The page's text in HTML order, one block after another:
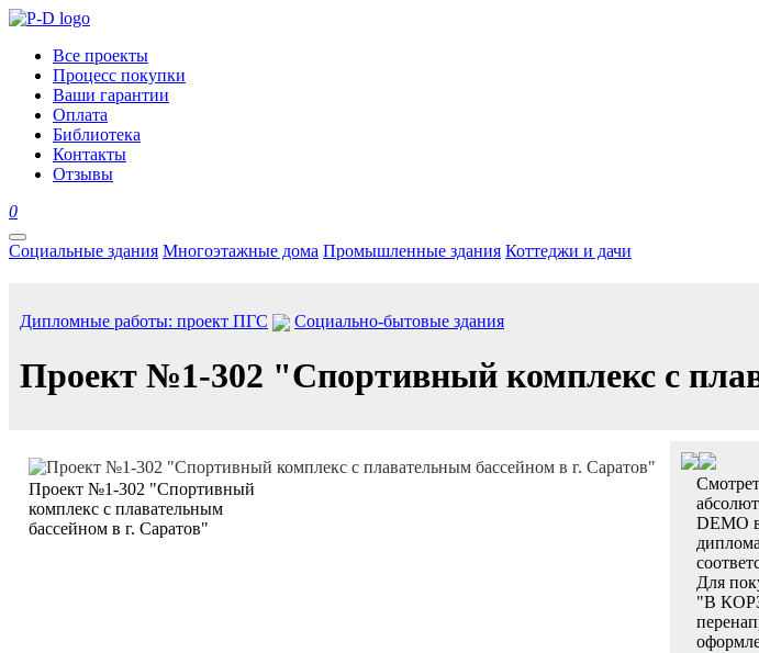
Все проекты
Процесс покупки
Ваши гарантии
Оплата
Библиотека
Контакты
Отзывы
0
Социальные здания Многоэтажные дома Промышленные здания Коттеджи и дачи
Дипломные работы: проект ПГС Социально-бытовые здания
Проект №1-302 "Спортивный комплекс с
Проект №1-302 "Спортивный
комплекс с плавательным
бассейном в г. Саратов"
DEMO
Для
"В